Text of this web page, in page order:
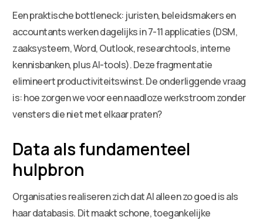
Een praktische bottleneck: juristen, beleidsmakers en
accountants werken dagelijks in 7-11 applicaties (DSM,
zaaksysteem, Word, Outlook, researchtools, interne
kennisbanken, plus AI-tools). Deze fragmentatie
elimineert productiviteitswinst. De onderliggende vraag
is: hoe zorgen we voor een naadloze werkstroom zonder
vensters die niet met elkaar praten?
Data als fundamenteel
hulpbron
Organisaties realiseren zich dat AI alleen zo goed is als
haar databasis. Dit maakt schone, toegankelijke